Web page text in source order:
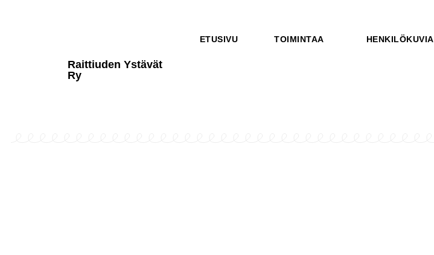
Raittiuden Ystävät
Ry
ETUSIVU TOIMINTAA HENKILÖKUVIA